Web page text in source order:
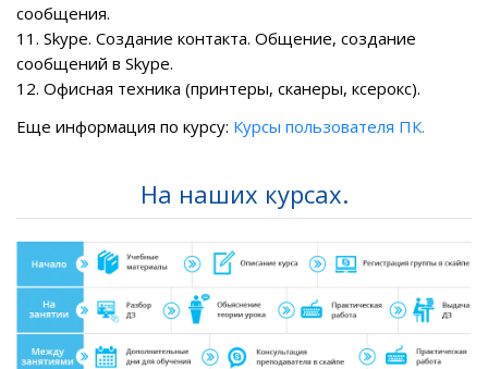
сообщения.
11. Skype. Создание контакта. Общение, создание
сообщений в Skype.
12. Офисная техника (принтеры, сканеры, ксерокс).
Еще информация по курсу: Курсы пользователя ПК.
На наших курсах.